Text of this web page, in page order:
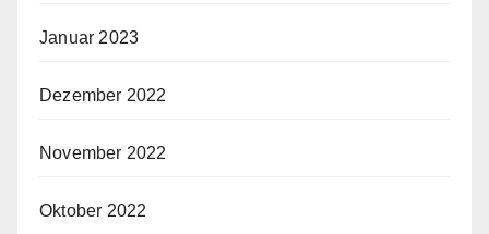
Januar 2023
Dezember 2022
November 2022
Oktober 2022